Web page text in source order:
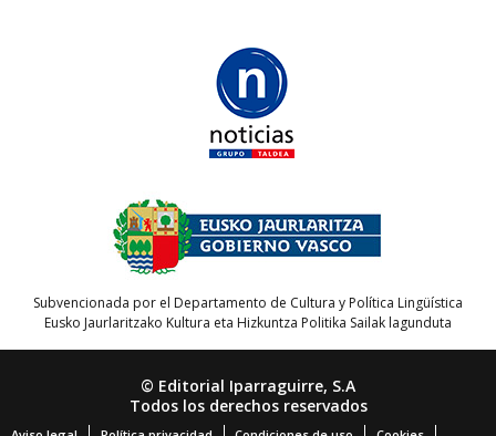
Subvencionada por el Departamento de Cultura y Política Lingüística
Eusko Jaurlaritzako Kultura eta Hizkuntza Politika Sailak lagunduta
© Editorial Iparraguirre, S.A
Todos los derechos reservados